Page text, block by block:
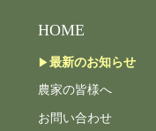
HOME
最新のお知らせ
農家の皆様へ
お問い合わせ